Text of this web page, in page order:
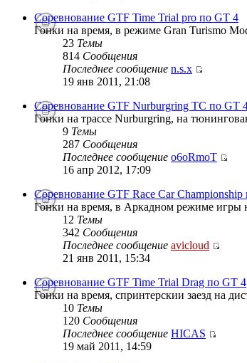
Соревнование GTF Time Trial pro по GT 4
Гонки на время, в режиме Gran Turismo
23 Темы
814 Сообщения
Последнее сообщение n.s.x
19 янв 2011, 21:08
Соревнование GTF Nurburgring TC по GT
Гонки на трассе Nurburgring, на
9 Темы
287 Сообщения
Последнее сообщение o6oRmoT
16 апр 2012, 17:09
Соревнование GTF Race Car Championship
Гонки на время, в Аркадном режиме игры
12 Темы
342 Сообщения
Последнее сообщение avicloud
21 янв 2011, 15:34
Соревнование GTF Time Trial Drag по GT 4
Гонки на время, спринтерскии заезд на
10 Темы
120 Сообщения
Последнее сообщение HICAS
19 май 2011, 14:59